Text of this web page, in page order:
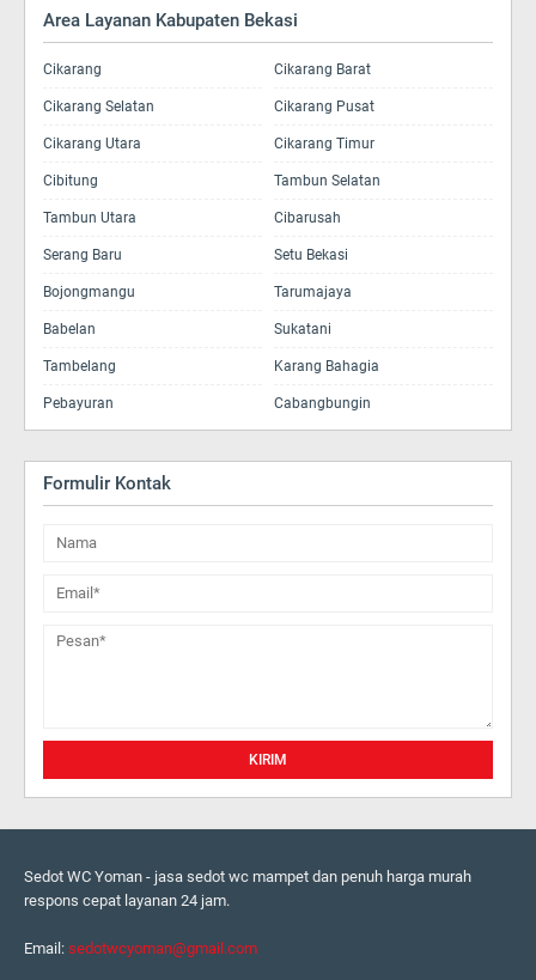
Area Layanan Kabupaten Bekasi
Cikarang Cikarang Barat
Cikarang Selatan Cikarang Pusat
Cikarang Utara Cikarang Timur
Cibitung Tambun Selatan
Tambun Utara Cibarusah
Serang Baru Setu Bekasi
Bojongmangu Tarumajaya
Babelan Sukatani
Tambelang Karang Bahagia
Pebayuran Cabangbungin
Formulir Kontak
Sedot WC Yoman - jasa sedot wc mampet dan penuh harga murah
respons cepat layanan 24 jam.
Email: sedotwcyoman@gmail.com